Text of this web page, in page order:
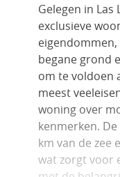
Gelegen in
exclusieve
begane grond
om te voldoen
meest
woning over
kenmerken.
km van de zee
wat zorgt voor